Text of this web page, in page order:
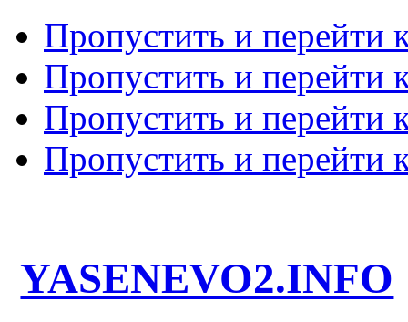
Пропустить и перейти
Пропустить и перейти
Пропустить и перейти
Пропустить и перейти
YASENEVO2.INFO